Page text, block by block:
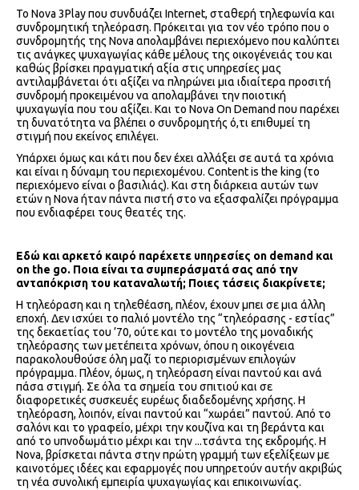
Το Nova 3Play που συνδυάζει Internet, σταθερή τηλεφωνία και
συνδρομητική τηλεόραση. Πρόκειται για τον νέο τρόπο που ο
συνδρομητής της Nova απολαμβάνει περιεχόμενο που καλύπτει
τις ανάγκες ψυχαγωγίας κάθε μέλους της οικογένειάς του και
καθώς βρίσκει πραγματική αξία στις υπηρεσίες μας
αντιλαμβάνεται ότι αξίζει να πληρώνει μια ιδιαίτερα προσιτή
συνδρομή προκειμένου να απολαμβάνει την ποιοτική
ψυχαγωγία που του αξίζει. Και το Nova On Demand που παρέχει
τη δυνατότητα να βλέπει ο συνδρομητής ό,τι επιθυμεί τη
στιγμή που εκείνος επιλέγει.
Υπάρχει όμως και κάτι που δεν έχει αλλάξει σε αυτά τα χρόνια
και είναι η δύναμη του περιεχομένου. Content is the king (το
περιεχόμενο είναι ο βασιλιάς). Και στη διάρκεια αυτών των
ετών η Nova ήταν πάντα πιστή στο να εξασφαλίζει πρόγραμμα
που ενδιαφέρει τους θεατές της.
Εδώ και αρκετό καιρό παρέχετε υπηρεσίες on demand και
on the go. Ποια είναι τα συμπεράσματά σας από την
ανταπόκριση του καταναλωτή; Ποιες τάσεις διακρίνετε;
Η τηλεόραση και η τηλεθέαση, πλέον, έχουν μπει σε μια άλλη
εποχή. Δεν ισχύει το παλιό μοντέλο της “τηλεόρασης - εστίας”
της δεκαετίας του ’70, ούτε και το μοντέλο της μοναδικής
τηλεόρασης των μετέπειτα χρόνων, όπου η οικογένεια
παρακολουθούσε όλη μαζί το περιορισμένων επιλογών
πρόγραμμα. Πλέον, όμως, η τηλεόραση είναι παντού και ανά
πάσα στιγμή. Σε όλα τα σημεία του σπιτιού και σε
διαφορετικές συσκευές ευρέως διαδεδομένης χρήσης. Η
τηλεόραση, λοιπόν, είναι παντού και “χωράει” παντού. Από το
σαλόνι και το γραφείο, μέχρι την κουζίνα και τη βεράντα και
από το υπνοδωμάτιο μέχρι και την ...τσάντα της εκδρομής. Η
Nova, βρίσκεται πάντα στην πρώτη γραμμή των εξελίξεων με
καινοτόμες ιδέες και εφαρμογές που υπηρετούν αυτήν ακριβώς
τη νέα συνολική εμπειρία ψυχαγωγίας και επικοινωνίας.